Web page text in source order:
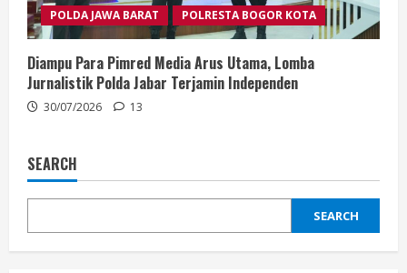
POLDA JAWA BARAT POLRESTA BOGOR KOTA
Diampu Para Pimred Media Arus Utama, Lomba
Jurnalistik Polda Jabar Terjamin Independen
30/07/2026 13
SEARCH
SEARCH